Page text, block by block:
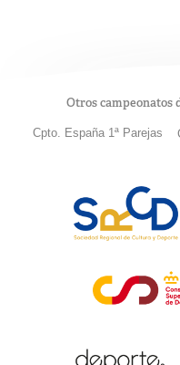
Otros campeonatos
Cpto. España 1ª Parejas